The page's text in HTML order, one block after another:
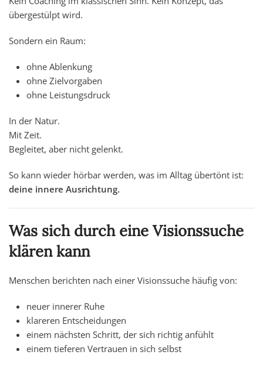
übergestülpt wird.
Sondern ein Raum:
ohne Ablenkung
ohne Zielvorgaben
ohne Leistungsdruck
In der Natur.
Mit Zeit.
Begleitet, aber nicht gelenkt.
So kann wieder hörbar werden, was im Alltag übertönt ist:
deine innere Ausrichtung.
Was sich durch eine Visionssuche
klären kann
Menschen berichten nach einer Visionssuche häufig von:
neuer innerer Ruhe
klareren Entscheidungen
einem nächsten Schritt, der sich richtig anfühlt
einem tieferen Vertrauen in sich selbst